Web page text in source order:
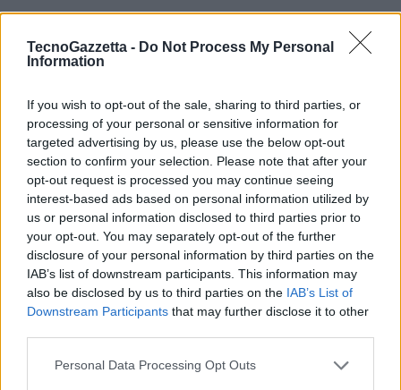
TecnoGazzetta - Do Not Process My Personal
Information
If you wish to opt-out of the sale, sharing to third parties, or
processing of your personal or sensitive information for
targeted advertising by us, please use the below opt-out
section to confirm your selection. Please note that after your
opt-out request is processed you may continue seeing
interest-based ads based on personal information utilized by
us or personal information disclosed to third parties prior to
your opt-out. You may separately opt-out of the further
disclosure of your personal information by third parties on the
IAB’s list of downstream participants. This information may
also be disclosed by us to third parties on the IAB’s List of
Downstream Participants that may further disclose it to other
Personal Data Processing Opt Outs
AIoT / Home
Soluzioni OLED
(smartphone, tecnologia
domestici (monitor per
animali domestici come gatti,
sistema di statistiche vitali
per cani)
Soluzioni applicative
RoBoHoN
Kitchen suite (gamma di
prodotti da incasso)
Elettrodomestici (forno a
vapore surriscaldato,
purificatore d’aria,
applicazioni correlate)
Display professionali,